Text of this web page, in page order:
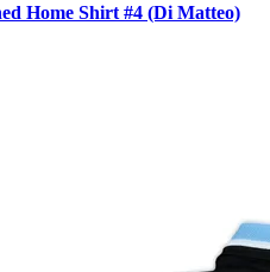
Home Shirt #4 (Di Matteo)